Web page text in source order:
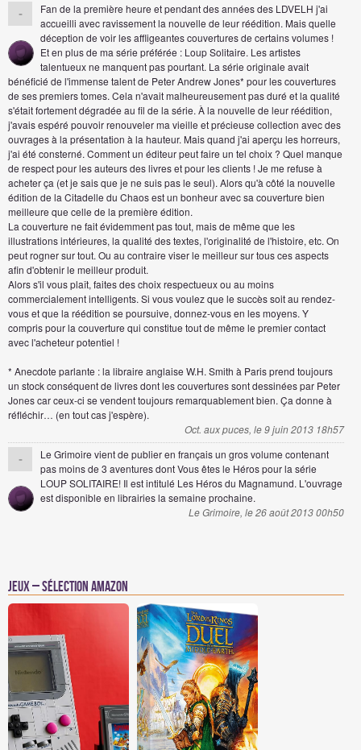
-
Fan de la première heure et pendant des années des LDVELH j'ai
accueilli avec ravissement la nouvelle de leur réédition. Mais quelle
déception de voir les affligeantes couvertures de certains volumes !
Et en plus de ma série préférée : Loup Solitaire. Les artistes
talentueux ne manquent pas pourtant. La série originale avait
bénéficié de l'immense talent de Peter Andrew Jones* pour les couvertures
de ses premiers tomes. Cela n'avait malheureusement pas duré et la qualité
s'était fortement dégradée au fil de la série. À la nouvelle de leur réédition,
j'avais espéré pouvoir renouveler ma vieille et précieuse collection avec des
ouvrages à la présentation à la hauteur. Mais quand j'ai aperçu les horreurs,
j'ai été consterné. Comment un éditeur peut faire un tel choix ? Quel manque
de respect pour les auteurs des livres et pour les clients ! Je me refuse à
acheter ça (et je sais que je ne suis pas le seul). Alors qu'à côté la nouvelle
édition de la Citadelle du Chaos est un bonheur avec sa couverture bien
meilleure que celle de la première édition.
La couverture ne fait évidemment pas tout, mais de même que les
illustrations intérieures, la qualité des textes, l'originalité de l'histoire, etc. On
peut rogner sur tout. Ou au contraire viser le meilleur sur tous ces aspects
afin d'obtenir le meilleur produit.
Alors s'il vous plaît, faites des choix respectueux ou au moins
commercialement intelligents. Si vous voulez que le succès soit au rendez-
vous et que la réédition se poursuive, donnez-vous en les moyens. Y
compris pour la couverture qui constitue tout de même le premier contact
avec l'acheteur potentiel !
* Anecdote parlante : la libraire anglaise W.H. Smith à Paris prend toujours
un stock conséquent de livres dont les couvertures sont dessinées par Peter
Jones car ceux-ci se vendent toujours remarquablement bien. Ça donne à
réfléchir… (en tout cas j'espère).
Oct. aux puces, le 9 juin 2013 18h57
-
Le Grimoire vient de publier en français un gros volume contenant
pas moins de 3 aventures dont Vous êtes le Héros pour la série
LOUP SOLITAIRE! Il est intitulé Les Héros du Magnamund. L'ouvrage
est disponible en librairies la semaine prochaine.
Le Grimoire, le 26 août 2013 00h50
Jeux – Sélection Amazon